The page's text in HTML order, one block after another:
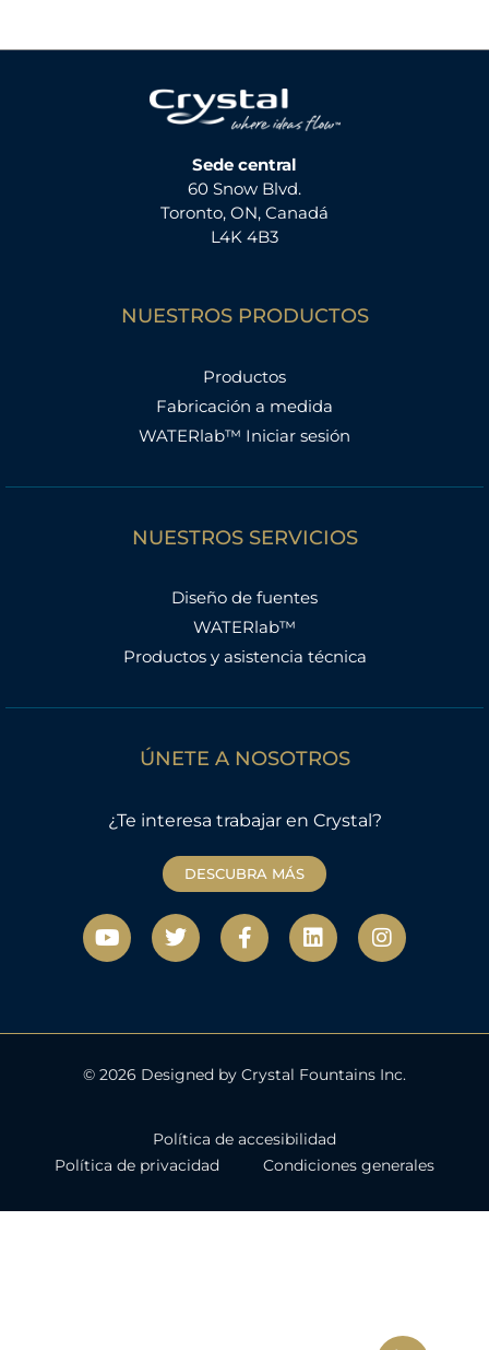
Sede central
60 Snow Blvd.
Toronto, ON, Canadá
L4K 4B3
NUESTROS PRODUCTOS
Productos
Fabricación a medida
WATERlab™ Iniciar sesión
NUESTROS SERVICIOS
Diseño de fuentes
WATERlab™
Productos y asistencia técnica
ÚNETE A NOSOTROS
¿Te interesa trabajar en Crystal?
DESCUBRA MÁS
Y
o
u
b
T
w
i
e
F
a
c
o
k
L
i
n
d
n
I
n
s
g
a
© 2026 Designed by Crystal Fountains Inc.
Política de accesibilidad
Política de privacidad
Condiciones generales